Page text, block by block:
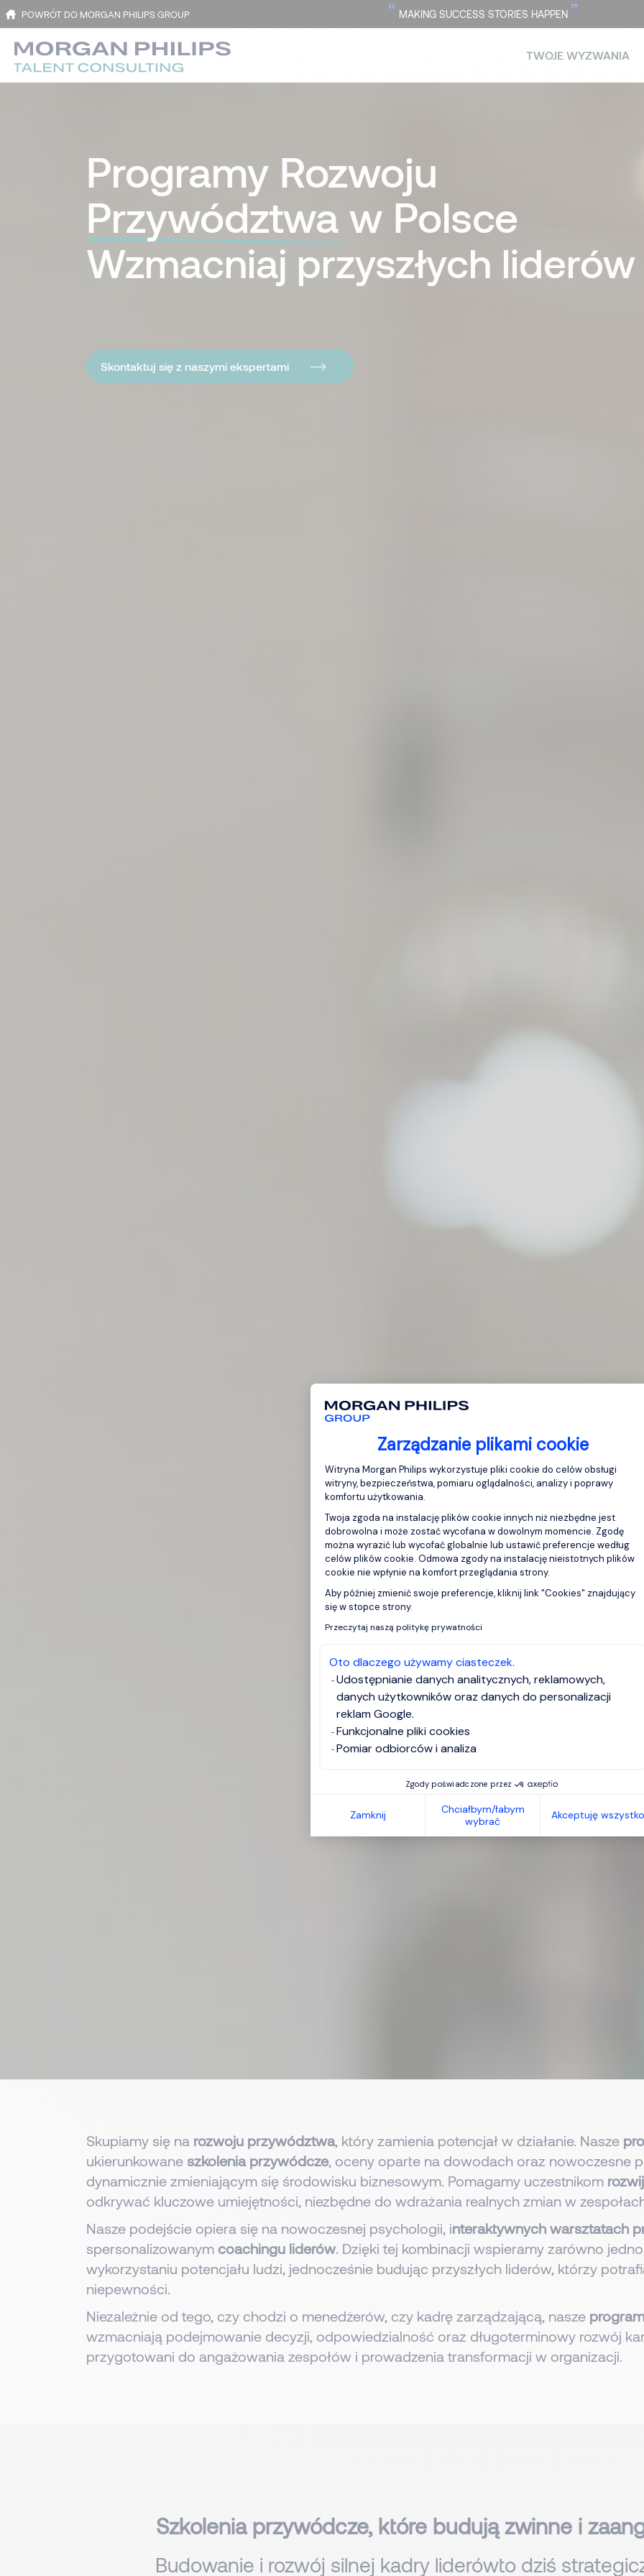
Zarządzanie plikami cookie
Platforma zarządzania zgodą:
Witryna Morgan Philips wykorzystuje pliki cookie do celów obsługi
witryny, bezpieczeństwa, pomiaru oglądalności, analizy i poprawy
komfortu użytkowania.
Twoja zgoda na instalację plików cookie innych niż niezbędne jest
dobrowolna i może zostać wycofana w dowolnym momencie. Zgodę
można wyrazić lub wycofać globalnie lub ustawić preferencje według
celów plików cookie. Odmowa zgody na instalację nieistotnych plików
cookie nie wpłynie na komfort przeglądania strony.
Aby później zmienić swoje preferencje, kliknij link "Cookies" znajdujący
się w stopce strony.
Przeczytaj naszą politykę prywatności
Oto dlaczego używamy ciasteczek.
Udostępnianie danych analitycznych, reklamowych,
danych użytkowników oraz danych do personalizacji
reklam Google.
Funkcjonalne pliki cookies
Pomiar odbiorców i analiza
Zgody poświadczone przez
Zamknij
Chciałbym/łabym
wybrać
Akceptuję
POWRÓT DO MORGAN PHILIPS GROUP “ MAKING SUCCESS STORIES HAPPEN ”
TWOJE WYZWANIA
Programy Rozwoju
Przywództwa w Polsce
Wzmacniaj przyszłych liderów
Skontaktuj się z naszymi ekspertami
Skupiamy się na rozwoju przywództwa , który zamienia potencjał w działanie. Nasze
ukierunkowane szkolenia przywódcze, oceny oparte na dowodach oraz nowoczesne
dynamicznie zmieniającym się środowisku biznesowym. Pomagamy uczestnikom
odkrywać kluczowe umiejętności, niezbędne do wdrażania realnych zmian w
Nasze podejście opiera się na nowoczesnej psychologii, interaktywnych warsztatach
spersonalizowanym coachingu liderów. Dzięki tej kombinacji wspieramy zarówno
wykorzystaniu potencjału ludzi, jednocześnie budując przyszłych liderów, którzy
niepewności.
Niezależnie od tego, czy chodzi o menedżerów, czy kadrę zarządzającą, nasze
wzmacniają podejmowanie decyzji, odpowiedzialność oraz długoterminowy rozwój
przygotowani do angażowania zespołów i prowadzenia transformacji w organizacji.
Szkolenia przywódcze, które budują zwinne i
Budowanie i rozwój silnej kadry liderówto dziś